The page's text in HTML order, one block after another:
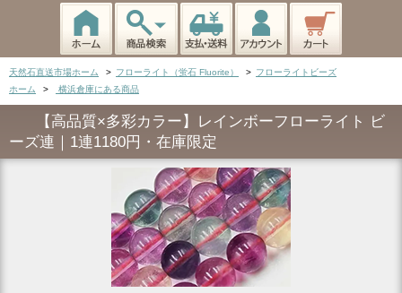
天然石直送市場ホーム > フローライト（蛍石 Fluorite） > フローライトビーズ
ホーム
> 横浜倉庫にある商品
【高品質×多彩カラー】レインボーフローライト ビ
ーズ連｜1連1180円・在庫限定